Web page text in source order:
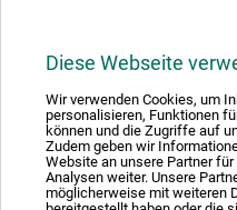
Diese Webseite
Wir verwenden Cookies, um
personalisieren, Funktionen
können und die Zugriffe auf
Zudem geben wir
Website an unsere Partner
Analysen weiter. Unsere
möglicherweise mit weiteren
Absolut sikker